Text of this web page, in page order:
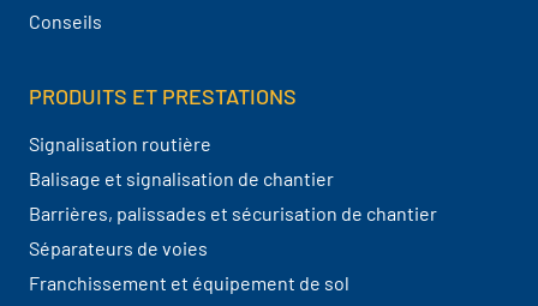
Conseils
PRODUITS ET PRESTATIONS
Signalisation routière
Balisage et signalisation de chantier
Barrières, palissades et sécurisation de chantier
Séparateurs de voies
Franchissement et équipement de sol